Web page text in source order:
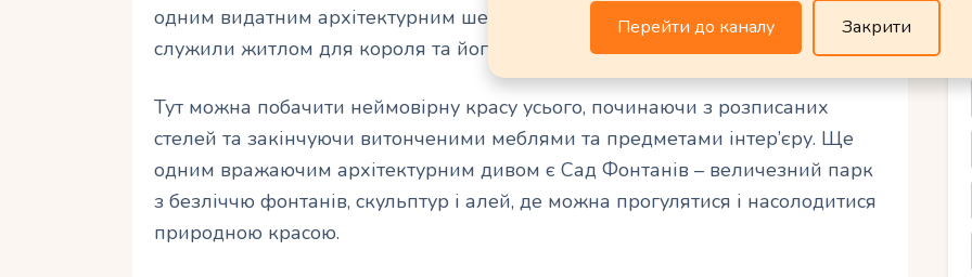
одним видатним архітектурним шедевром є Королівські апартаменти, які
служили житлом для короля та його сім’ї.
Тут можна побачити неймовірну красу усього, починаючи з розписаних
стелей та закінчуючи витонченими меблями та предметами інтер’єру. Ще
одним вражаючим архітектурним дивом є Сад Фонтанів – величезний парк
з безліччю фонтанів, скульптур і алей, де можна прогулятися і насолодитися
природною красою.
Перейти до каналу Закрити